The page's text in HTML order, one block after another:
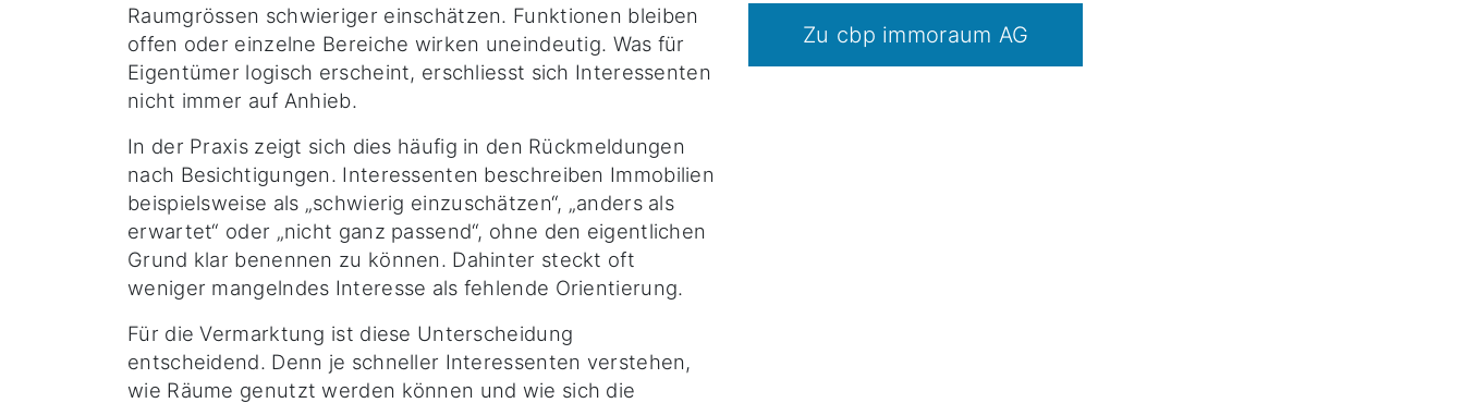
Raumgrössen schwieriger einschätzen. Funktionen bleiben
offen oder einzelne Bereiche wirken uneindeutig. Was für
Eigentümer logisch erscheint, erschliesst sich Interessenten
nicht immer auf Anhieb.
In der Praxis zeigt sich dies häufig in den Rückmeldungen
nach Besichtigungen. Interessenten beschreiben Immobilien
beispielsweise als „schwierig einzuschätzen“, „anders als
erwartet“ oder „nicht ganz passend“, ohne den eigentlichen
Grund klar benennen zu können. Dahinter steckt oft
weniger mangelndes Interesse als fehlende Orientierung.
Für die Vermarktung ist diese Unterscheidung
entscheidend. Denn je schneller Interessenten verstehen,
wie Räume genutzt werden können und wie sich die
Zu cbp immoraum AG